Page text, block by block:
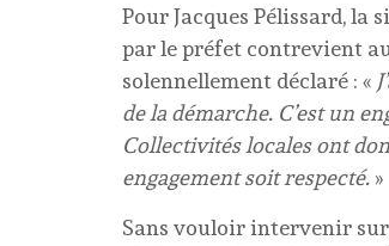
Pour Jacques Pélissard,
par le préfet contrevient
solennellement déclaré : «
de la démarche. C’est un
Collectivités locales ont
engagement soit respecté. »
Sans vouloir intervenir sur